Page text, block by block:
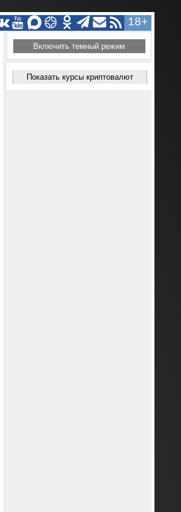
18+
Включить темный режим
Показать курсы криптовалют